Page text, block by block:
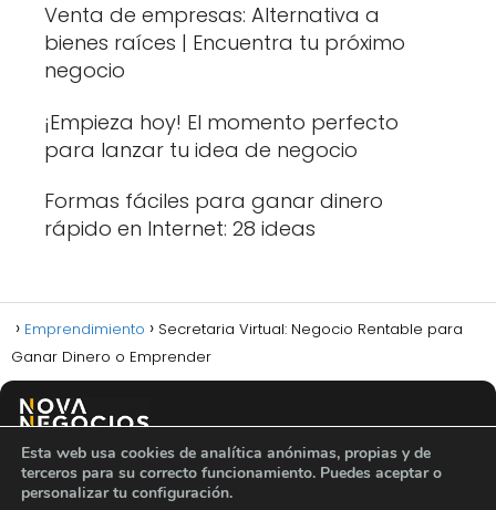
Venta de empresas: Alternativa a
bienes raíces | Encuentra tu próximo
negocio
¡Empieza hoy! El momento perfecto
para lanzar tu idea de negocio
Formas fáciles para ganar dinero
rápido en Internet: 28 ideas
Emprendimiento
Secretaria Virtual: Negocio Rentable para
Ganar Dinero o Emprender
Política de privacidad Política de cookies
Aviso legal
Sobre nosotros
Contacto
Esta web usa cookies de analítica anónimas, propias y de
terceros para su correcto funcionamiento. Puedes aceptar o
personalizar tu configuración.